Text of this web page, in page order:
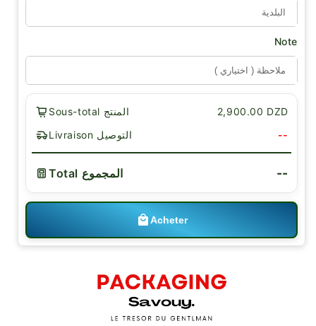
Note
Sous-total المنتج
2,900.00 DZD
Livraison التوصيل
--
Total المجموع --
Acheter